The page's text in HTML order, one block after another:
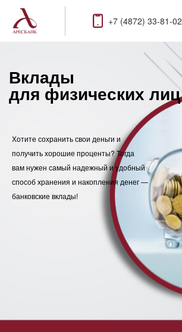
+7 (4872) 33-81-02
Вклады
для физических лиц
Хотите сохранить свои деньги и
получить хорошие проценты? Тогда
вам нужен самый надежный и удобный
способ хранения и накопления денег —
банковские вклады!